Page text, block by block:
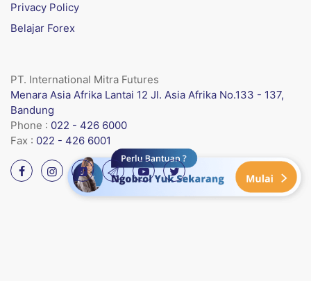
Privacy Policy
Belajar Forex
PT. International Mitra Futures
Menara Asia Afrika Lantai 12 Jl. Asia Afrika No.133 - 137,
Bandung
Phone : 022 - 426 6000
Fax : 022 - 426 6001